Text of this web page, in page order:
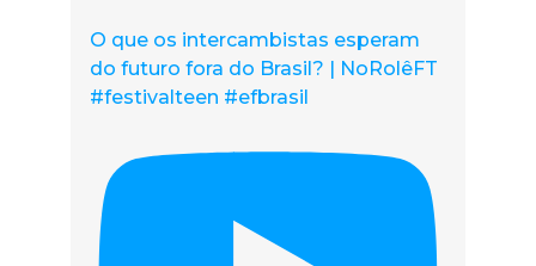
O que os intercambistas esperam
do futuro fora do Brasil? | NoRolêFT
#festivalteen #efbrasil